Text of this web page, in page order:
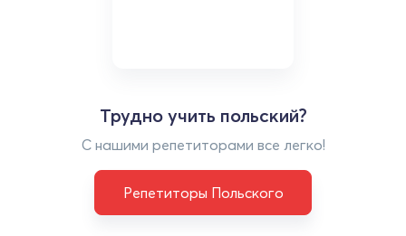
Трудно учить польский?
С нашими репетиторами все легко!
Репетиторы Польского